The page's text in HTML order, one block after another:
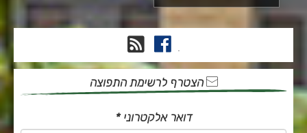
.
פייסבוקRSS
הצטרף לרשימת התפוצה
דואר אלקטרוני*